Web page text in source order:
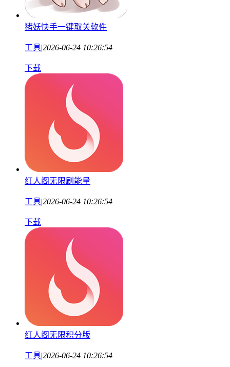
猪妖快手一键取关软件
工具|2026-06-24 10:26:54
下载
红人阁无限刷能量
工具|2026-06-24 10:26:54
下载
红人阁无限积分版
工具|2026-06-24 10:26:54